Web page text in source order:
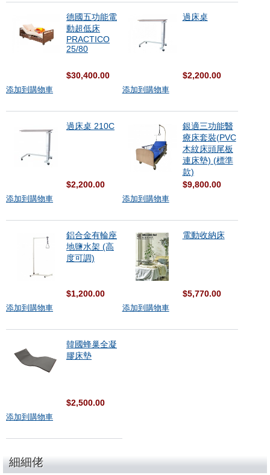
德國五功能電
動超低床
PRACTICO
25/80
$30,400.00
添加到購物車
過床桌
$2,200.00
添加到購物車
過床桌 210C
$2,200.00
添加到購物車
銀適三功能醫
療床套裝(PVC
木紋床頭尾板
連床墊) (標準
款)
$9,800.00
添加到購物車
鋁合金有輪座
地鹽水架 (高
度可調)
$1,200.00
添加到購物車
電動收納床
$5,770.00
添加到購物車
韓國蜂巢全凝
膠床墊
$2,500.00
添加到購物車
細細佬